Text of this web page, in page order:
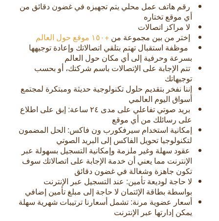
رقم هاتف عمل محلي يتم تجهيزه في غضون دقائق من
أي موقع تختاره
لا مراكز اتصالات
إختر من بين مجموعة من +١٥٠ موقع حول العالم
موظفة استقبال تهتم بتلقي اتصالاتك وإعادة توجيهها
بسرعة وحرفية إلى أي مكان حول العالم
تتم الإجابة على الإتصالات باسم شركتك، أو بحسب
توجيهاتك
إننا نفخر بتقديم حلول تكنولوجية حديثة ومبتكرة لمجتمع
أسواق اليوم العالمي
بريد صوتي تفاعلي على مدى ٢٤ ساعة: إبق على اطلاع
على رسائلك من أي موقع
إمكانية استخدام سيرفكورب ون فاكس: الحل المضمون
لتكنولوجيا تحويل الفاكس إلى البريد الصوتي
عقود سهلة وغير ملزمة وإمكانية التسجيل بسهولة عبر
الإنترنت مما يعني أن خدمة الإجابة على اتصالاتك سوف
تكون جاهزة وشغالة في غضون دقائق
لا حاجة لوديعة تأمين: عند التسجيل عبر الإنترنت
بواسطة بطاقة الإئتمان لا حاجة إلى مبلغ تأمين إضافي
أسعار عضوية مرنة: تشمل أسعارنا ترتيبات شهرية سهلة
يمكن إدارتها عبر الإنترنت